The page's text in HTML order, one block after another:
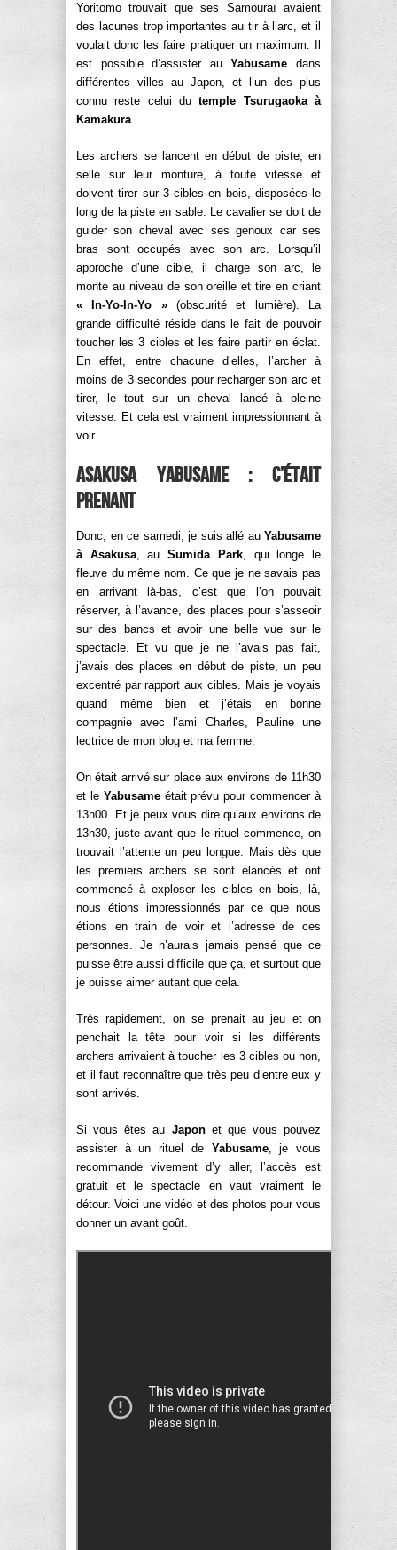
Yoritomo trouvait que ses Samouraï avaient
des lacunes trop importantes au tir à l’arc, et il
voulait donc les faire pratiquer un maximum. Il
est possible d’assister auYabusame dans
différentes villes au Japon, et l’un des plus
connu reste celui dutemple Tsurugaoka à
Kamakura.
Les archers se lancent en début de piste, en
selle sur leur monture, à toute vitesse et
doivent tirer sur 3 cibles en bois, disposées le
long de la piste en sable. Le cavalier se doit de
guider son cheval avec ses genoux car ses
bras sont occupés avec son arc. Lorsqu’il
approche d’une cible, il charge son arc, le
monte au niveau de son oreille et tire en criant
« In-Yo-In-Yo »(obscurité et lumière). La
grande difficulté réside dans le fait de pouvoir
toucher les 3 cibles et les faire partir en éclat.
En effet, entre chacune d’elles, l’archer à
moins de 3 secondes pour recharger son arc et
tirer, le tout sur un cheval lancé à pleine
vitesse. Et cela est vraiment impressionnant à
voir.
Asakusa Yabusame : c’était
prenant
Donc, en ce samedi, je suis allé au Yabusame
à Asakusa, auSumida Park, qui longe le
fleuve du même nom. Ce que je ne savais pas
en arrivant là-bas, c’est que l’on pouvait
réserver, à l’avance, des places pour s’asseoir
sur des bancs et avoir une belle vue sur le
spectacle. Et vu que je ne l’avais pas fait,
j’avais des places en début de piste, un peu
excentré par rapport aux cibles. Mais je voyais
quand même bien et j’étais en bonne
compagnie avec l’ami Charles, Pauline une
lectrice de mon blog et ma femme.
On était arrivé sur place aux environs de 11h30
et le Yabusameétait prévu pour commencer à
13h00. Et je peux vous dire qu’aux environs de
13h30, juste avant que le rituel commence, on
trouvait l’attente un peu longue. Mais dès que
les premiers archers se sont élancés et ont
commencé à exploser les cibles en bois, là,
nous étions impressionnés par ce que nous
étions en train de voir et l’adresse de ces
personnes. Je n’aurais jamais pensé que ce
puisse être aussi difficile que ça, et surtout que
je puisse aimer autant que cela.
Très rapidement, on se prenait au jeu et on
penchait la tête pour voir si les différents
archers arrivaient à toucher les 3 cibles ou non,
et il faut reconnaître que très peu d’entre eux y
sont arrivés.
Si vous êtes au Japonet que vous pouvez
assister à un rituel de Yabusame, je vous
recommande vivement d’y aller, l’accès est
gratuit et le spectacle en vaut vraiment le
détour. Voici une vidéo et des photos pour vous
donner un avant goût.